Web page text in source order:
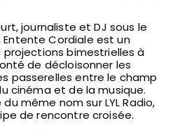
journaliste et DJ sous le
Entente Cordiale est un
bimestrielles à
de décloisonner les
passerelles entre le champ
cinéma et de la musique.
même nom sur LYL Radio,
de rencontre croisée.